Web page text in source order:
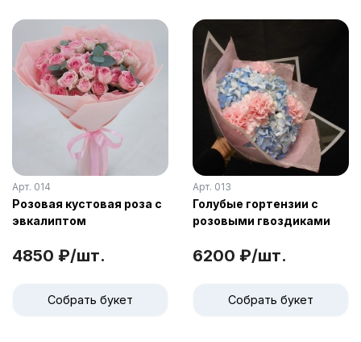
Арт. 014
Розовая кустовая роза с
эвкалиптом
4850 ₽/шт.
Собрать букет
Арт. 013
Голубые гортензии с
розовыми гвоздиками
6200 ₽/шт.
Собрать букет